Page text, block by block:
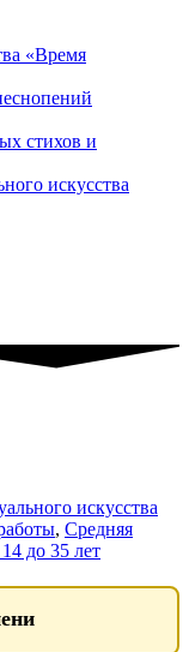
«Время
стихов и
искусства
искусства
, Средняя
до 35 лет